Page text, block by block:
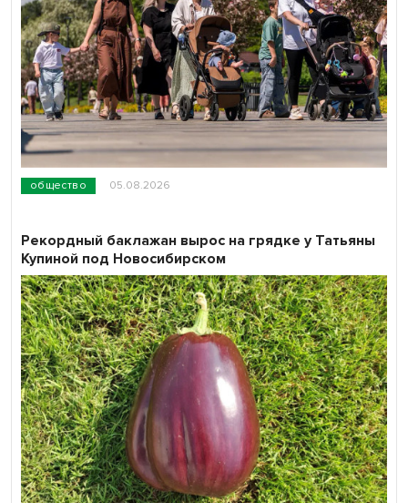
общество 05.08.2026
Рекордный баклажан вырос на грядке у Татьяны
Купиной под Новосибирском